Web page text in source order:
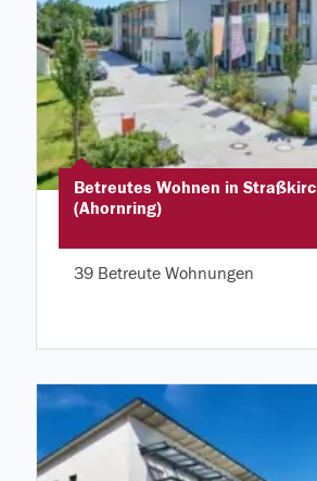
Betreutes Wohnen in
(Ahornring)
39 Betreute Wohnungen